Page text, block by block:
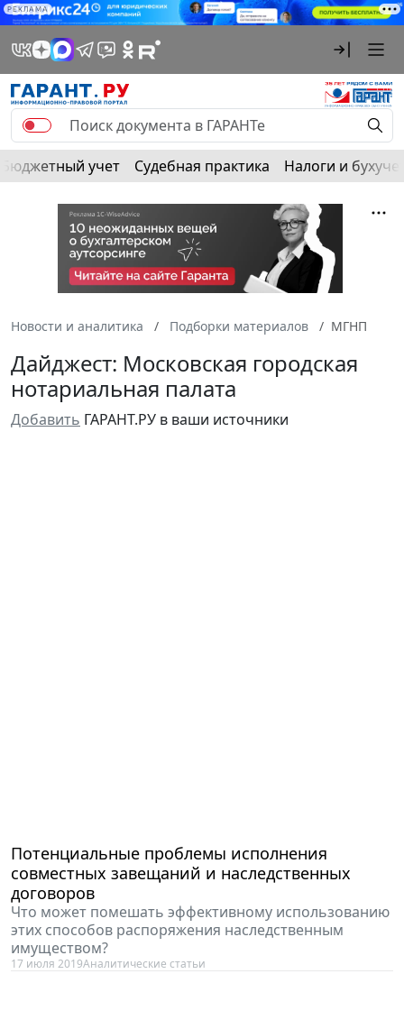
РЕКЛАМА
Бюджетный учет Судебная практика Налоги и
Новости и аналитика Подборки материалов МГНП
Дайджест: Московская городская
нотариальная палата
Добавить ГАРАНТ.РУ в ваши источники
Потенциальные проблемы исполнения
совместных завещаний и наследственных
договоров
Что может помешать эффективному использованию
этих способов распоряжения наследственным
имуществом?
17 июля 2019Аналитические статьи